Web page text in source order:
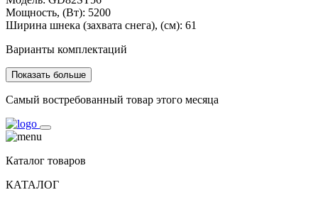
Мощность, (Вт): 5200
Ширина шнека (захвата снега), (см): 61
Варианты комплектаций
Показать больше
Самый востребованный товар этого месяца
Каталог товаров
КАТАЛОГ